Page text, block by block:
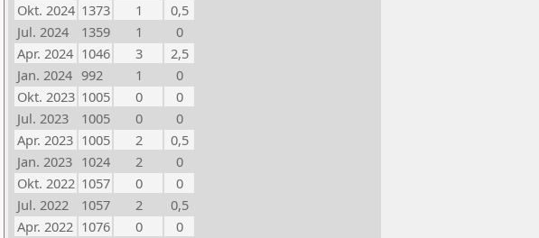
Okt. 2024 1373 1
0,5
Jul. 2024
1359 1
0
Apr. 2024 1046 3
2,5
Jan. 2024 992 1
0
Okt. 2023 1005 0
0
Jul. 2023
1005 0
0
Apr. 2023 1005 2
0,5
Jan. 2023 1024 2
0
Okt. 2022 1057 0
0
Jul. 2022
1057 2
0,5
Apr. 2022 1076 0
0